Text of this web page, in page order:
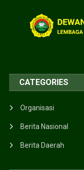
CATEGORIES
Organisasi
Berita Nasional
Berita Daerah